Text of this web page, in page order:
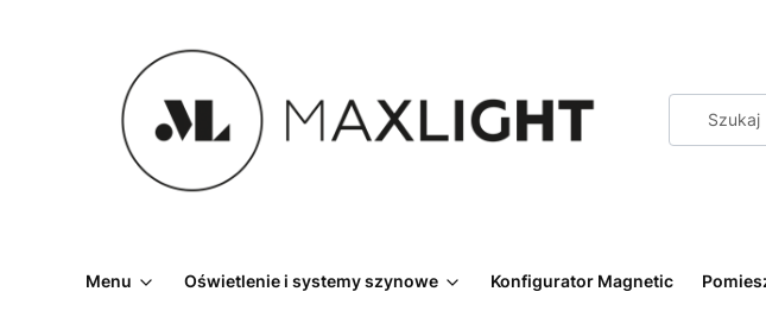
Menu Oświetlenie i systemy szynowe Konfigurator Magnetic